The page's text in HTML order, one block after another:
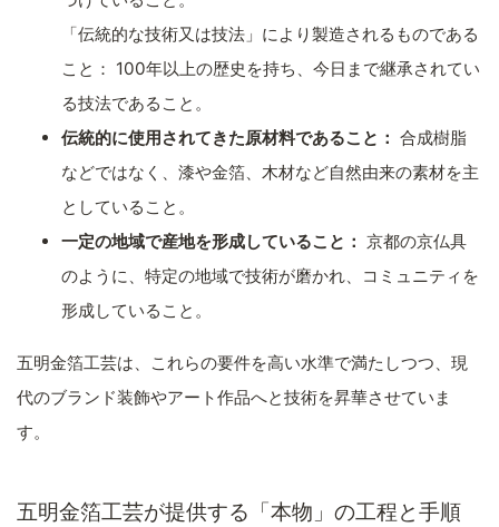
「伝統的な技術又は技法」により製造されるものである
こと： 100年以上の歴史を持ち、今日まで継承されてい
る技法であること。
伝統的に使用されてきた原材料であること： 合成樹脂
などではなく、漆や金箔、木材など自然由来の素材を主
としていること。
一定の地域で産地を形成していること： 京都の京仏具
のように、特定の地域で技術が磨かれ、コミュニティを
形成していること。
五明金箔工芸は、これらの要件を高い水準で満たしつつ、現
代のブランド装飾やアート作品へと技術を昇華させていま
す。
五明金箔工芸が提供する「本物」の工程と手順